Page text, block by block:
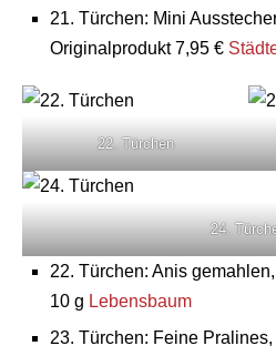
21. Türchen: Mini
Originalprodukt 7,95 €
22. Türchen
24.
22. Türchen: Anis
10 g Lebensbaum
23. Türchen: Feine